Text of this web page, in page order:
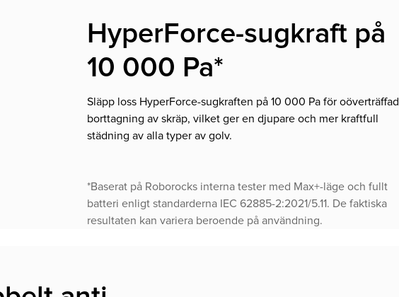
HyperForce-sugkraft på
10 000 Pa*
Släpp loss HyperForce-sugkraften på 10 000 Pa för oöverträffad
borttagning av skräp, vilket ger en djupare och mer kraftfull
städning av alla typer av golv.
*Baserat på Roborocks interna tester med Max+-läge och fullt
batteri enligt standarderna IEC 62885-2:2021/5.11. De faktiska
resultaten kan variera beroende på användning.